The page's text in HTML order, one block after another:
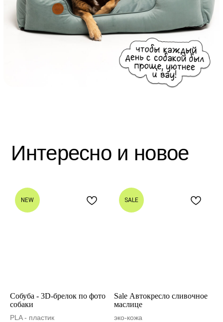
NEW
Собуба - 3D-брелок по фото
собаки
PLA - пластик
SALE
Sale Автокресло сливочное
маслице
эко-кожа
сезоне